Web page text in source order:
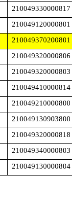
210049330000817
210049120000801
210049370200801
210049320000806
210049320000803
210049410000814
210049210000800
210049130903800
210049320000818
210049340000803
210049130000804